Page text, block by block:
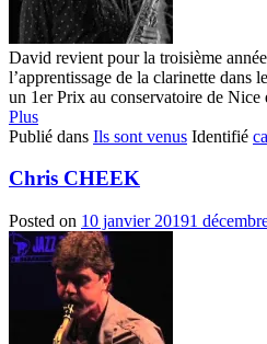
David revient pour la troisième
l’apprentissage de la clarinette dans
un 1er Prix au conservatoire de Nice
Plus
Publié dans Ils sont venus Identifié
Chris CHEEK
Posted on 10 janvier 20191